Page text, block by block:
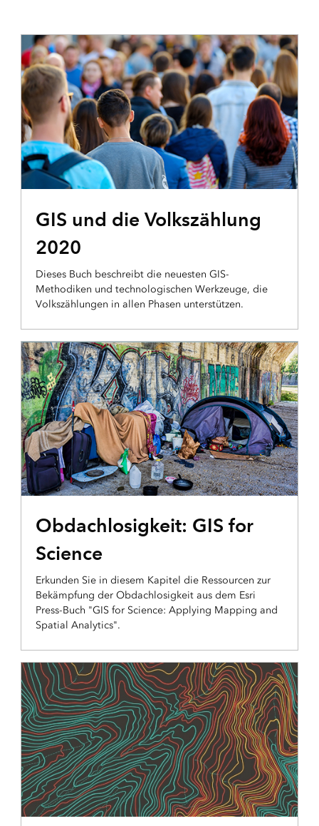
GIS und die Volkszählung
2020
Dieses Buch beschreibt die neuesten GIS-
Methodiken und technologischen Werkzeuge, die
Volkszählungen in allen Phasen unterstützen.
Obdachlosigkeit: GIS for
Science
Erkunden Sie in diesem Kapitel die Ressourcen zur
Bekämpfung der Obdachlosigkeit aus dem Esri
Press-Buch "GIS for Science: Applying Mapping and
Spatial Analytics".